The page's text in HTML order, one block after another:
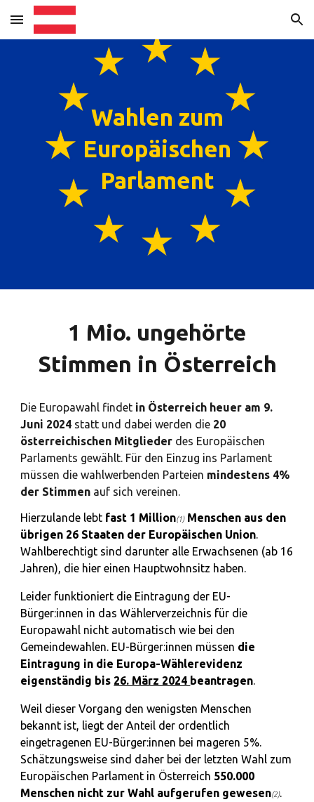
Skip to main content Skip to navigation
Wahlen zum
Europäischen
Parlament
1 Mio. ungehörte
Stimmen in Österreich
Die Europawahl findet in Österreich heuer am 9.
Juni 2024 statt und dabei werden die 20
österreichischen Mitglieder des Europäischen
Parlaments gewählt. Für den Einzug ins Parlament
müssen die wahlwerbenden Parteien mindestens 4%
der Stimmen auf sich vereinen.
Hierzulande lebt fast 1 Million(1)Menschen aus den
übrigen 26 Staaten der Europäischen Union.
Wahlberechtigt sind darunter alle Erwachsenen (ab 16
Jahren), die hier einen Hauptwohnsitz haben.
Leider funktioniert die Eintragung der EU-
Bürger:innen in das Wählerverzeichnis für die
Europawahl nicht automatisch wie bei den
Gemeindewahlen. EU-Bürger:innen müssen die
Eintragung in die Europa-Wählerevidenz
eigenständig bis 26. März 2024 beantragen.
Weil dieser Vorgang den wenigsten Menschen
bekannt ist, liegt der Anteil der ordentlich
eingetragenen EU-Bürger:innen bei mageren 5%.
Schätzungsweise sind daher bei der letzten Wahl zum
Europäischen Parlament in Österreich 550.000
Menschen nicht zur Wahl aufgerufen gewesen(2).